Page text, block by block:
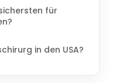
für
in den USA?